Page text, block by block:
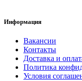
Информация
Вакансии
Контакты
Доставка и
Политика
Условия